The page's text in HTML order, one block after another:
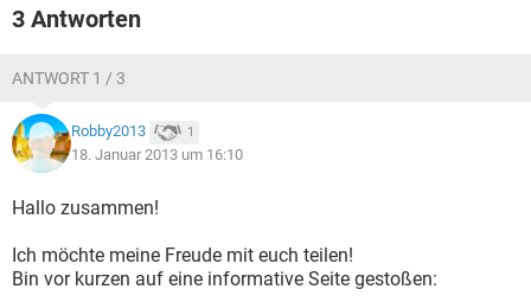
3 Antworten
ANTWORT 1 / 3
Robby2013 1
18. Januar 2013 um 16:10
Hallo zusammen!
Ich möchte meine Freude mit euch teilen!
Bin vor kurzen auf eine informative Seite gestoßen: